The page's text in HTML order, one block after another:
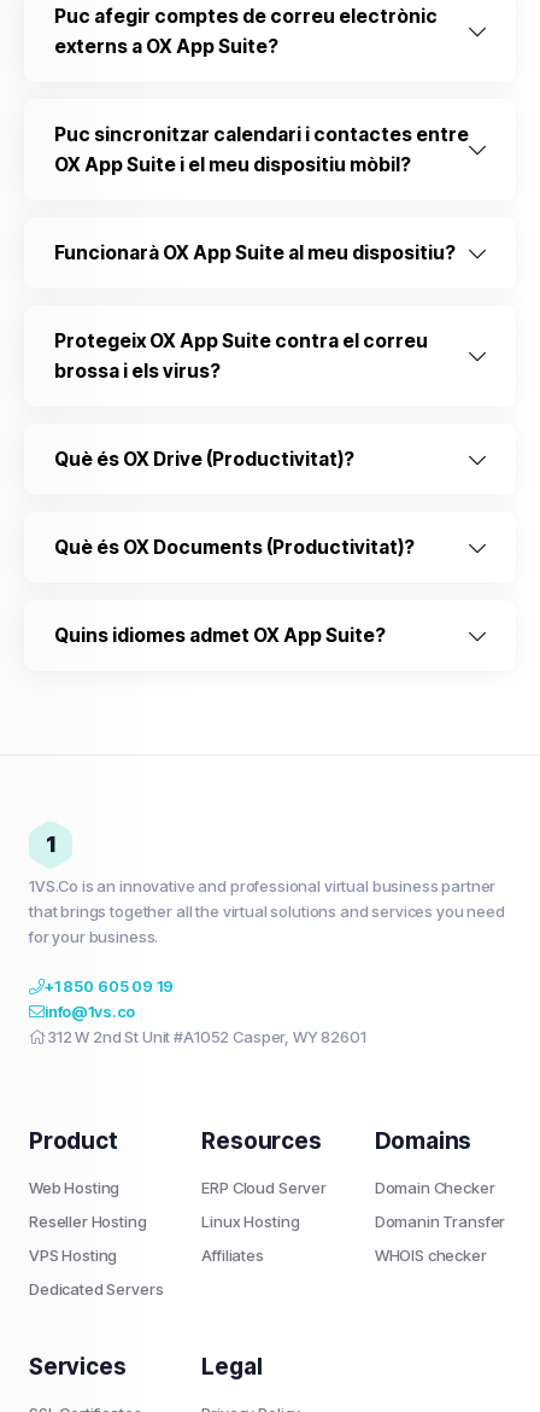
Puc afegir comptes de correu electrònic
externs a OX App Suite?
Puc sincronitzar calendari i contactes entre
OX App Suite i el meu dispositiu mòbil?
Funcionarà OX App Suite al meu dispositiu?
Protegeix OX App Suite contra el correu
brossa i els virus?
Què és OX Drive (Productivitat)?
Què és OX Documents (Productivitat)?
Quins idiomes admet OX App Suite?
1
1VS.Co is an innovative and professional virtual business partner
that brings together all the virtual solutions and services you need
for your business.
+1 850 605 09 19
info@1vs.co
312 W 2nd St Unit #A1052 Casper, WY 82601
Product
Web Hosting
Reseller Hosting
VPS Hosting
Dedicated Servers
Resources
ERP Cloud Server
Linux Hosting
Affiliates
Domains
Domain Checker
Domanin Transfer
WHOIS checker
Services Legal